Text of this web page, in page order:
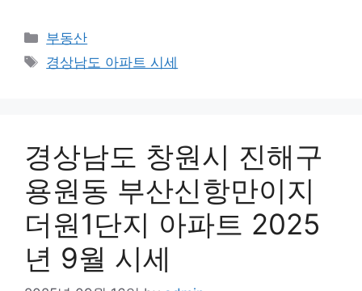
Categories
부동산
Tags
경상남도 아파트 시세
경상남도 창원시 진해구
용원동 부산신항만이지
더원1단지 아파트 2025
년 9월 시세